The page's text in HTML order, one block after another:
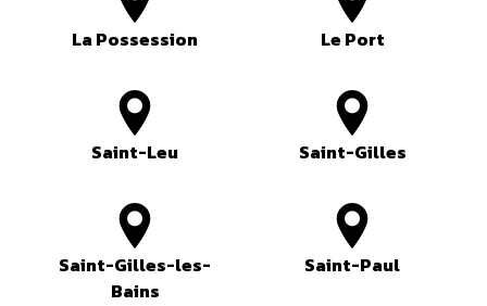
La Possession Le Port
Saint-Leu Saint-Gilles
Saint-Gilles-les-
Bains
Saint-Paul